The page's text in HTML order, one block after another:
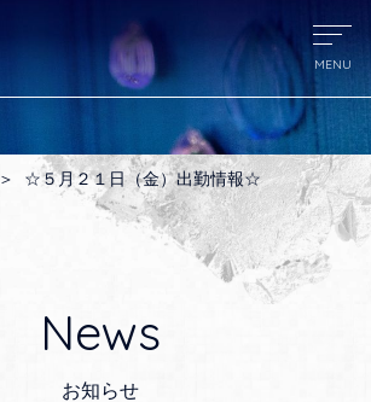
＞ ☆５月２１日（金）出勤情報☆
News
お知らせ